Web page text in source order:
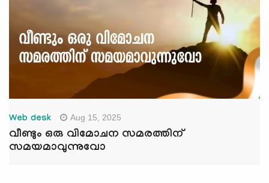
Web desk Aug 15, 2025
വീണ്ടും ഒരു വിമോചന സമരത്തിന്
സമയമാവുന്നുവോ